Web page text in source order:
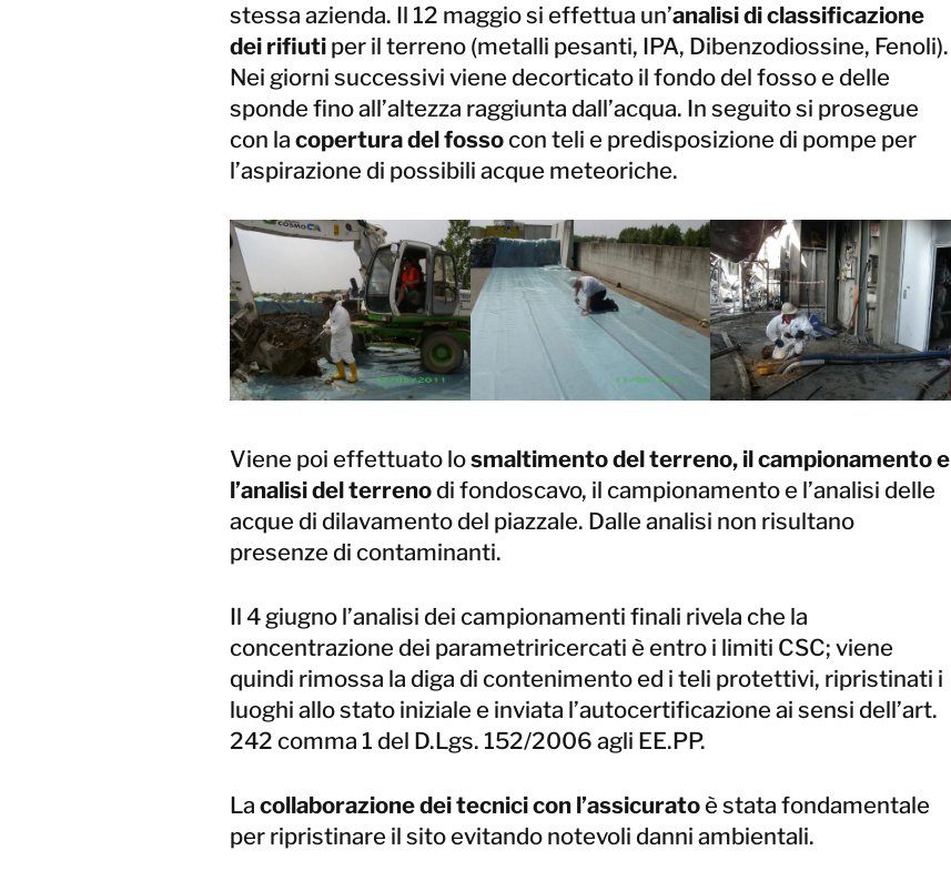
stessa azienda. Il 12 maggio si effettua un’analisi di classificazione
dei rifiuti per il terreno (metalli pesanti, IPA, Dibenzodiossine, Fenoli).
Nei giorni successivi viene decorticato il fondo del fosso e delle
sponde fino all’altezza raggiunta dall’acqua. In seguito si prosegue
con la copertura del fossocon teli e predisposizione di pompe per
l’aspirazione di possibili acque meteoriche.
Viene poi effettuato losmaltimento del terreno, il campionamento e
l’analisi del terreno di fondoscavo, il campionamento e l’analisi delle
acque di dilavamento del piazzale. Dalle analisi non risultano
presenze di contaminanti.
Il 4 giugno l’analisi dei campionamenti finali rivela che la
concentrazione dei parametriricercati è entro i limiti CSC; viene
quindi rimossa la diga di contenimento ed i teli protettivi, ripristinati i
luoghi allo stato iniziale e inviata l’autocertificazione ai sensi dell’art.
242 comma 1 del D.Lgs. 152/2006 agli EE.PP.
La collaborazione dei tecnici con l’assicuratoè stata fondamentale
per ripristinare il sito evitando notevoli danni ambientali.